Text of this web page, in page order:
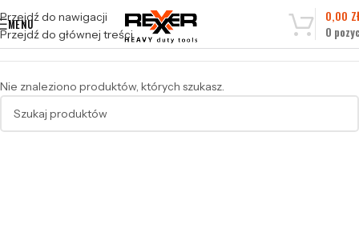
Przejdź do nawigacji
Przejdź do głównej treści
MENU
0
0,00
Nie znaleziono produktów, których szukasz.